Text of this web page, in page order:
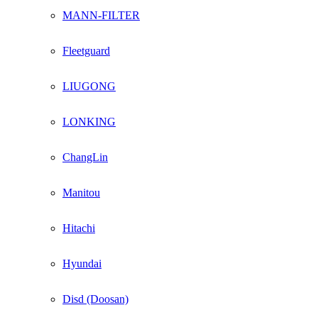
MANN-FILTER
Fleetguard
LIUGONG
LONKING
ChangLin
Manitou
Hitachi
Hyundai
Disd (Doosan)